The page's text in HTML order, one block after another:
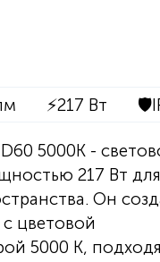
⚡217 Вт 🛡️
5000K -
217 Вт для
Он
цветовой
5000 K,